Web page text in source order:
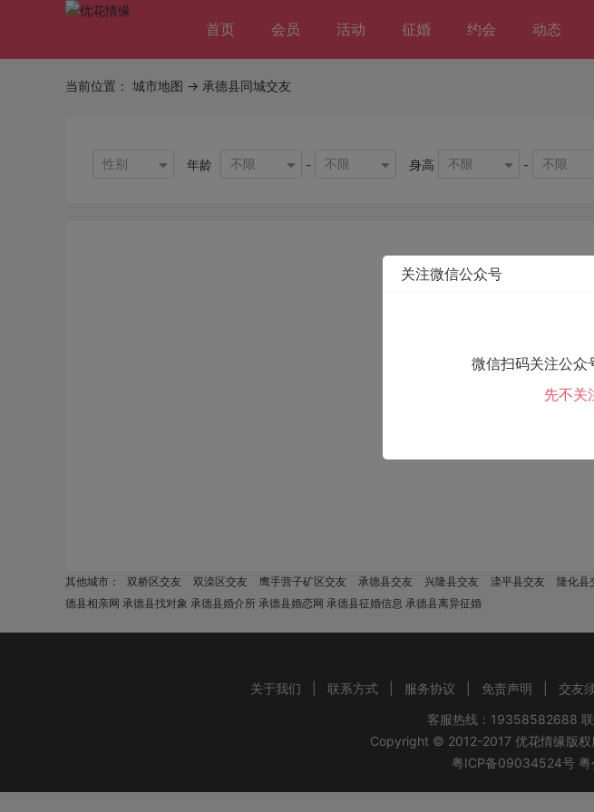
首页 会员 活动 征婚 约会 动态
当前位置： 城市地图 -> 承德县同城交友
性别 年龄 不限 - 不限 身高 不限 - 不限
其他城市： 双桥区交友 双滦区交友 鹰手营子矿区交友 承德县交友 兴隆县交友 滦平县交友 隆化县
德县相亲网 承德县找对象 承德县婚介所 承德县婚恋网 承德县征婚信息 承德县离异征婚
关于我们 联系方式 服务协议 免责声明 交友
客服热线：19358582688
Copyright © 2012-2017 优花情缘版权
粤ICP备09034524号
关注微信公众号
微信扫码关注公众
先不关